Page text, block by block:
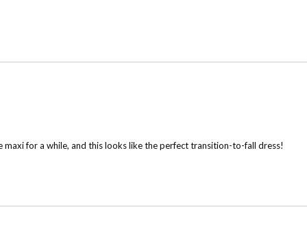
maxi for a while, and this looks like the perfect transition-to-fall dress!